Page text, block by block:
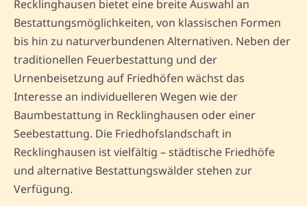
Recklinghausen bietet eine breite Auswahl an
Bestattungsmöglichkeiten, von klassischen Formen
bis hin zu naturverbundenen Alternativen. Neben der
traditionellen Feuerbestattung und der
Urnenbeisetzung auf Friedhöfen wächst das
Interesse an individuelleren Wegen wie der
Baumbestattung in Recklinghausen oder einer
Seebestattung. Die Friedhofslandschaft in
Recklinghausen ist vielfältig – städtische Friedhöfe
und alternative Bestattungswälder stehen zur
Verfügung.